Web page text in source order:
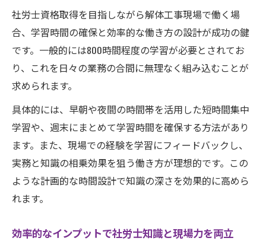
社労士資格取得を目指しながら解体工事現場で働く場
合、学習時間の確保と効率的な働き方の設計が成功の鍵
です。一般的には800時間程度の学習が必要とされてお
り、これを日々の業務の合間に無理なく組み込むことが
求められます。
具体的には、早朝や夜間の時間帯を活用した短時間集中
学習や、週末にまとめて学習時間を確保する方法があり
ます。また、現場での経験を学習にフィードバックし、
実務と知識の相乗効果を狙う働き方が理想的です。この
ような計画的な時間設計で知識の深さを効果的に高めら
れます。
効率的なインプットで社労士知識と現場力を両立